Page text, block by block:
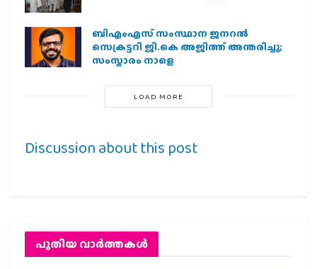
ബിഎംഎസ് സംസ്ഥാന ജനറൽ
സെക്രട്ടറി ജി.കെ അജിത്ത് അന്തരിച്ചു;
സംസ്കാരം നാളെ
LOAD MORE
Discussion about this post
പുതിയ വാര്‍ത്തകള്‍